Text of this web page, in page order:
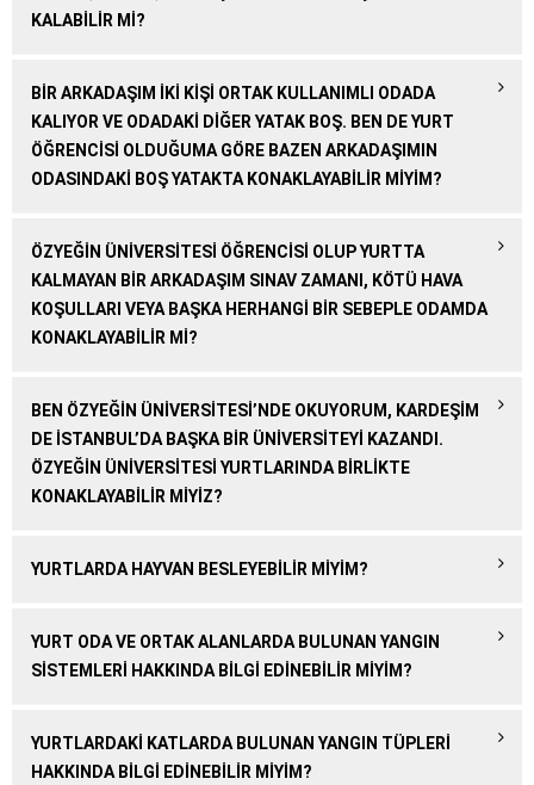
KALABILIR MI?
BIR ARKADAŞIM IKI KIŞI ORTAK KULLANIMLI ODADA
KALIYOR VE ODADAKI DIĞER YATAK BOŞ. BEN DE YURT
ÖĞRENCISI OLDUĞUMA GÖRE BAZEN ARKADAŞIMIN
ODASINDAKI BOŞ YATAKTA KONAKLAYABILIR MIYIM?
ÖZYEĞIN ÜNIVERSITESI ÖĞRENCISI OLUP YURTTA
KALMAYAN BIR ARKADAŞIM SINAV ZAMANI, KÖTÜ HAVA
KOŞULLARI VEYA BAŞKA HERHANGI BIR SEBEPLE ODAMDA
KONAKLAYABILIR MI?
BEN ÖZYEĞIN ÜNIVERSITESI’NDE OKUYORUM, KARDEŞIM
DE İSTANBUL’DA BAŞKA BIR ÜNIVERSITEYI KAZANDI.
ÖZYEĞIN ÜNIVERSITESI YURTLARINDA BIRLIKTE
KONAKLAYABILIR MIYIZ?
YURTLARDA HAYVAN BESLEYEBILIR MIYIM?
YURT ODA VE ORTAK ALANLARDA BULUNAN YANGIN
SISTEMLERI HAKKINDA BILGI EDINEBILIR MIYIM?
YURTLARDAKI KATLARDA BULUNAN YANGIN TÜPLERI
HAKKINDA BILGI EDINEBILIR MIYIM?